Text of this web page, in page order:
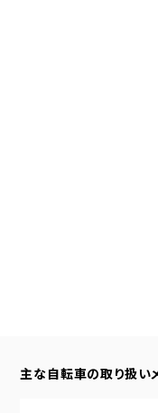
主な自転車の取り扱い